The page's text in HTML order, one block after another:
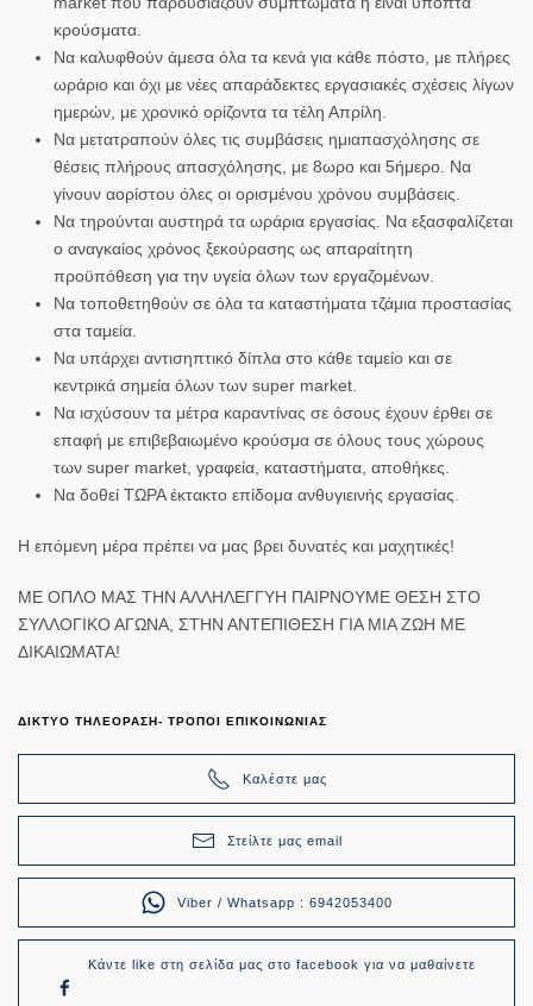
κρούσματα.
Να καλυφθούν άμεσα όλα τα κενά για κάθε πόστο, με πλήρες
ωράριο και όχι με νέες απαράδεκτες εργασιακές σχέσεις λίγων
ημερών, με χρονικό ορίζοντα τα τέλη Απρίλη.
Να μετατραπούν όλες τις συμβάσεις ημιαπασχόλησης σε
θέσεις πλήρους απασχόλησης, με 8ωρο και 5ήμερο. Να
γίνουν αορίστου όλες οι ορισμένου χρόνου συμβάσεις.
Να τηρούνται αυστηρά τα ωράρια εργασίας. Να εξασφαλίζεται
ο αναγκαίος χρόνος ξεκούρασης ως απαραίτητη
προϋπόθεση για την υγεία όλων των εργαζομένων.
Να τοποθετηθούν σε όλα τα καταστήματα τζάμια προστασίας
στα ταμεία.
Να υπάρχει αντισηπτικό δίπλα στο κάθε ταμείο και σε
κεντρικά σημεία όλων των super market.
Να ισχύσουν τα μέτρα καραντίνας σε όσους έχουν έρθει σε
επαφή με επιβεβαιωμένο κρούσμα σε όλους τους χώρους
των super market, γραφεία, καταστήματα, αποθήκες.
Να δοθεί ΤΩΡΑ έκτακτο επίδομα ανθυγιεινής εργασίας.
Η επόμενη μέρα πρέπει να μας βρει δυνατές και μαχητικές!
ΜΕ ΟΠΛΟ ΜΑΣ ΤΗΝ ΑΛΛΗΛΕΓΓΥΗ ΠΑΙΡΝΟΥΜΕ ΘΕΣΗ ΣΤΟ
ΣΥΛΛΟΓΙΚΟ ΑΓΩΝΑ, ΣΤΗΝ ΑΝΤΕΠΙΘΕΣΗ ΓΙΑ ΜΙΑ ΖΩΗ ΜΕ
ΔΙΚΑΙΩΜΑΤΑ!
ΔΙΚΤΥΟ ΤΗΛΕΟΡΑΣΗ- ΤΡΟΠΟΙ ΕΠΙΚΟΙΝΩΝΙΑΣ
Καλέστε μας
Στείλτε μας email
Viber / Whatsapp : 6942053400
Κάντε like στη σελίδα μας στο facebook για να μαθαίνετε